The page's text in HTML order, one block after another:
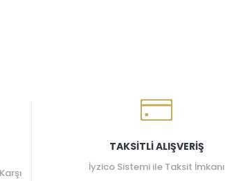
TAKSİTLİ ALIŞVERİŞ
İyzico Sistemi ile Taksit İmkanı